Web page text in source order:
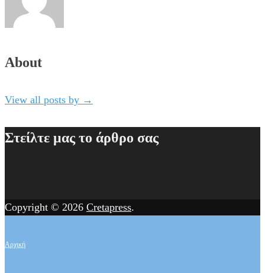
About
View all posts by →
Στείλτε μας το άρθρο σας
Copyright © 2026 Cretapress.
Αρχική